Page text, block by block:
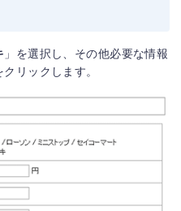
」を選択し、その他必要な情報
クリックします。